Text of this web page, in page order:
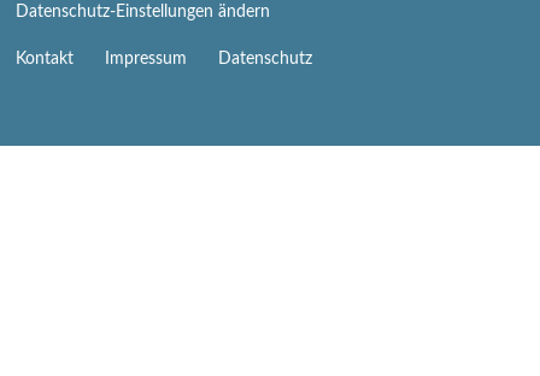
Datenschutz-Einstellungen ändern
Navigation
Kontakt Impressum Datenschutz